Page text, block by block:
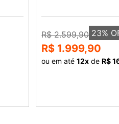
R$ 2.599,90 23%
R$ 1.999,90
ou em até12x deR$